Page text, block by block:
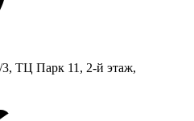
3, ТЦ Парк 11, 2-й этаж,